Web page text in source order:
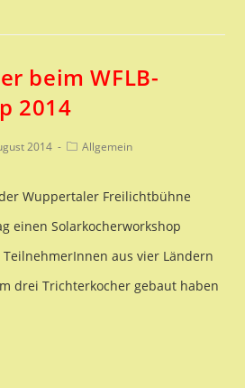
beim WFLB-
2014
2014
Beitrags-
Allgemein
Wuppertaler Freilichtbühne
einen Solarkocherworkshop
aus vier Ländern
drei Trichterkocher gebaut haben